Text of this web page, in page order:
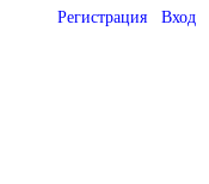
Регистрация Вход